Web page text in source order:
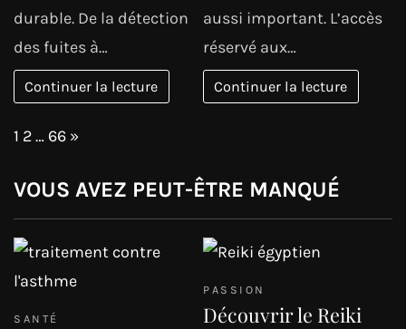
durable. De la détection
des fuites à…
Continuer la lecture
aussi important. L’accès
réservé aux…
Continuer la lecture
Page:
1 2… 66 Next
»
VOUS AVEZ PEUT-ÊTRE MANQUÉ
SANTÉ
PASSION
Découvrir le Reiki